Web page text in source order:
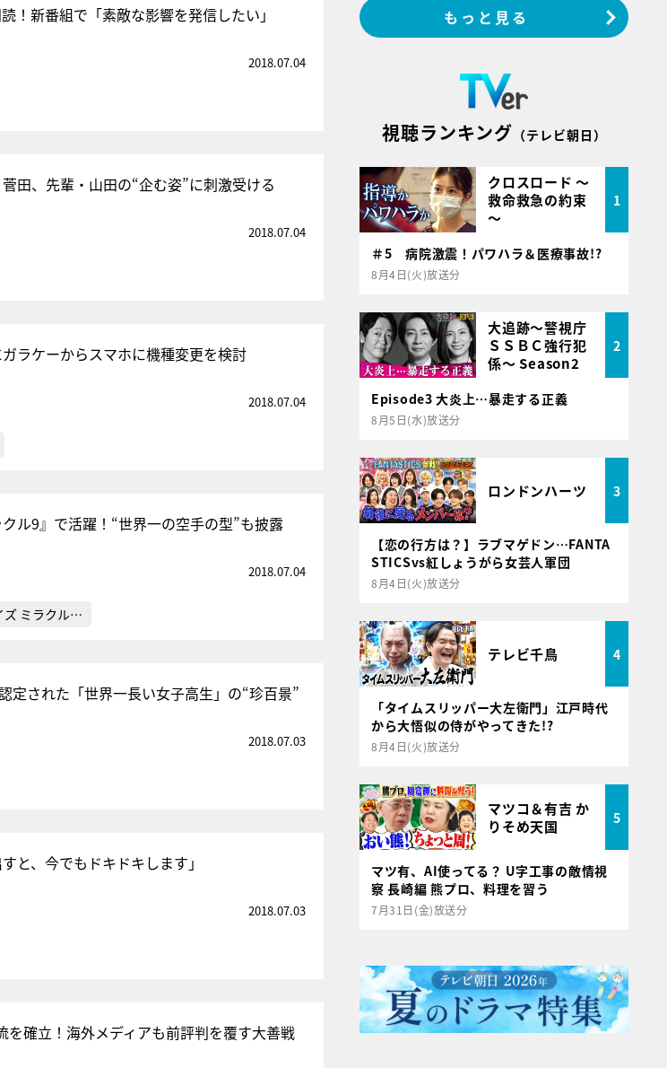
！新番組で「素敵な影響を発信したい」
2018.07.04
田、先輩・山田の“企む姿”に刺激受ける
2018.07.04
ラケーからスマホに機種変更を検討
2018.07.04
ル9』で活躍！“世界一の空手の型”も披露
2018.07.04
ズ ミラクル…
定された「世界一長い女子高生」の“珍百景”
2018.07.03
と、今でもドキドキします」
2018.07.03
を確立！海外メディアも前評判を覆す大善戦
もっと見る
視聴ランキング （テレビ朝日）
クロスロード ～
救命救急の約束
～
1
＃5 病院激震！パワハラ＆医療事故!?
8月4日(火)放送分
大追跡～警視庁
ＳＳＢＣ強行犯
係～ Season2
2
Episode3 大炎上…暴走する正義
8月5日(水)放送分
ロンドンハーツ 3
【恋の行方は？】ラブマゲドン…FANTA
STICSvs紅しょうがら女芸人軍団
8月4日(火)放送分
テレビ千鳥 4
「タイムスリッパー大左衛門」江戸時代
から大悟似の侍がやってきた!?
8月4日(火)放送分
マツコ＆有吉 か
りそめ天国
5
マツ有、AI使ってる？ U字工事の敵情視
察 長崎編 熊プロ、料理を習う
7月31日(金)放送分